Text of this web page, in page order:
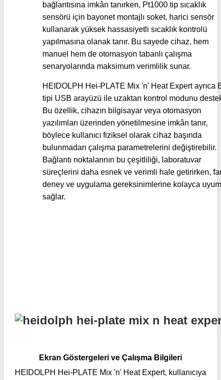
bağlantısına imkân tanırken, Pt1000 tip sıcaklık
sensörü için bayonet montajlı soket, harici sensör
kullanarak yüksek hassasiyetli sıcaklık kontrolü
yapılmasına olanak tanır. Bu sayede cihaz, hem
manuel hem de otomasyon tabanlı çalışma
senaryolarında maksimum verimlilik sunar.
HEIDOLPH Hei-PLATE Mix 'n' Heat Expert ayrıca
tipi USB arayüzü ile uzaktan kontrol modunu
Bu özellik, cihazın bilgisayar veya otomasyon
yazılımları üzerinden yönetilmesine imkân tanır,
böylece kullanıcı fiziksel olarak cihaz başında
bulunmadan çalışma parametrelerini değiştirebilir.
Bağlantı noktalarının bu çeşitliliği, laboratuvar
süreçlerini daha esnek ve verimli hale getirirken,
deney ve uygulama gereksinimlerine kolayca uyum
sağlar.
Ekran Göstergeleri ve Çalışma Bilgileri
HEIDOLPH Hei-PLATE Mix 'n' Heat Expert, kullanıcıya